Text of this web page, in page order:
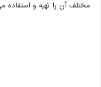
مختلف آن را تهیه و استفاده